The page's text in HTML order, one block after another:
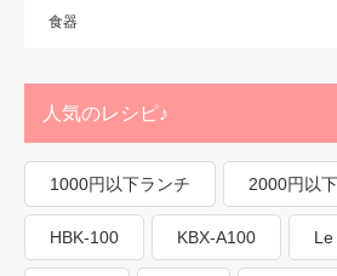
食器
人気のレシピ♪
1000円以下ランチ 2000円以
HBK-100 KBX-A100